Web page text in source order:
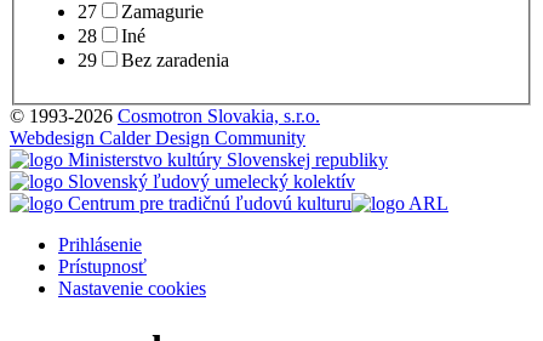
27
Zamagurie
28
Iné
29
Bez zaradenia
© 1993-2026 Cosmotron Slovakia, s.r.o.
Webdesign Calder Design Community
Prihlásenie
Prístupnosť
Nastavenie cookies